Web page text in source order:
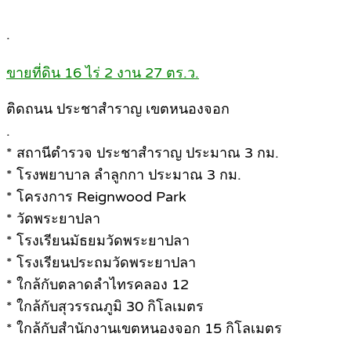
.
ขายที่ดิน 16 ไร่ 2 งาน 27 ตร.ว.
ติดถนน ประชาสำราญ เขตหนองจอก
.
* สถานีตำรวจ ประชาสำราญ ประมาณ 3 กม.
* โรงพยาบาล ลำลูกกา ประมาณ 3 กม.
* โครงการ Reignwood Park
* วัดพระยาปลา
* โรงเรียนมัธยมวัดพระยาปลา
* โรงเรียนประถมวัดพระยาปลา
* ใกล้กับตลาดลำไทรคลอง 12
* ใกล้กับสุวรรณภูมิ 30 กิโลเมตร
* ใกล้กับสำนักงานเขตหนองจอก 15 กิโลเมตร